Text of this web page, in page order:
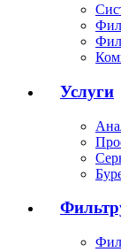
Услуги